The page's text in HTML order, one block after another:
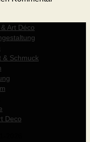
Art Déco
& Schmuck
Deco